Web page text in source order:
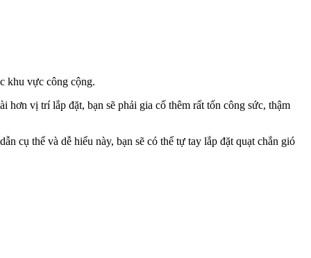
khu vực công cộng.
hơn vị trí lắp đặt, bạn sẽ phải gia cố thêm rất tốn công sức, thậm
cụ thể và dễ hiểu này, bạn sẽ có thể tự tay lắp đặt quạt chắn gió